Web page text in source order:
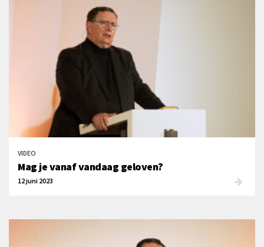
VIDEO
Mag je vanaf vandaag geloven?
12 juni 2023